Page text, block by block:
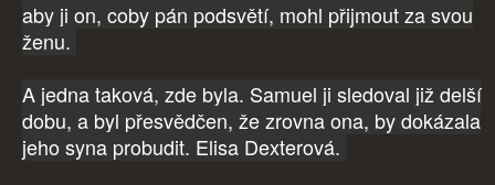
aby ji on, coby pán podsvětí, mohl přijmout za svou
ženu.
A jedna taková, zde byla. Samuel ji sledoval již delší
dobu, a byl přesvědčen, že zrovna ona, by dokázala
jeho syna probudit. Elisa Dexterová.